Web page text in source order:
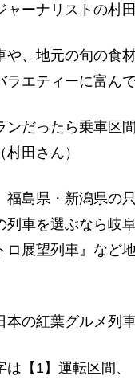
ーナリストの村田
、地元の旬の食
エティーに富んで
ンだったら乗車区
田さん）
福島県・新潟県の
列車を選ぶなら岐
展望列車』など
の紅葉グルメ列車
【1】運転区間